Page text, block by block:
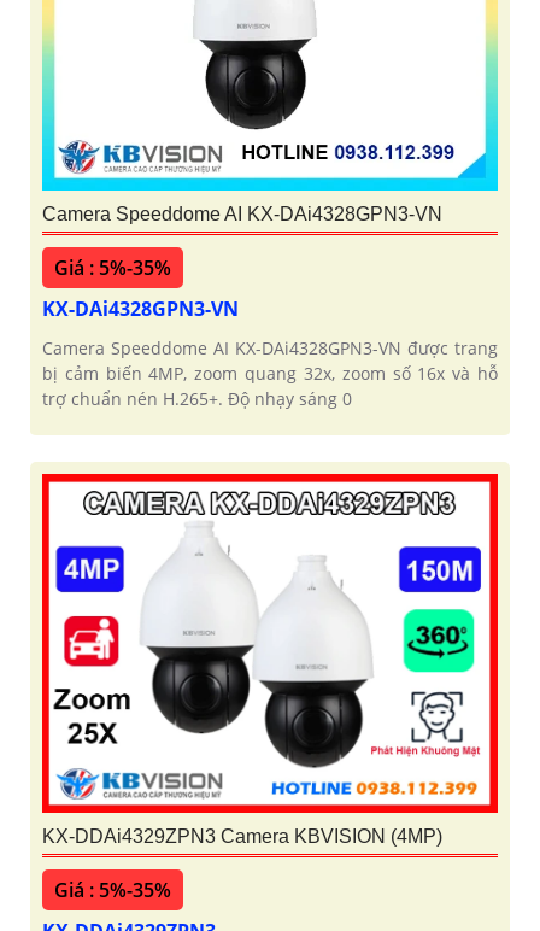
Camera Speeddome AI KX-DAi4328GPN3-VN
Giá : 5%-35%
KX-DAi4328GPN3-VN
Camera Speeddome AI KX-DAi4328GPN3-VN được trang
bị cảm biến 4MP, zoom quang 32x, zoom số 16x và hỗ
trợ chuẩn nén H.265+. Độ nhạy sáng 0
KX-DDAi4329ZPN3 Camera KBVISION (4MP)
Giá : 5%-35%